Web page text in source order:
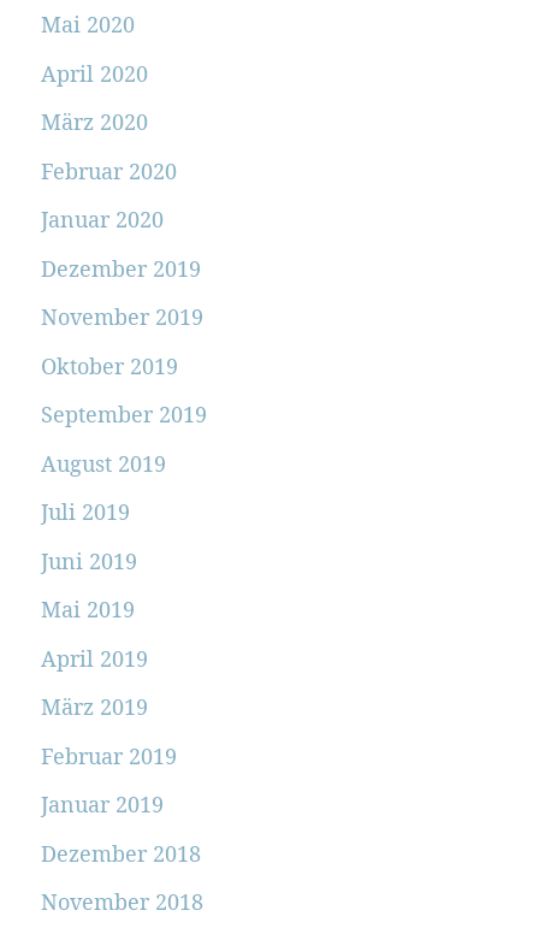
Mai 2020
April 2020
März 2020
Februar 2020
Januar 2020
Dezember 2019
November 2019
Oktober 2019
September 2019
August 2019
Juli 2019
Juni 2019
Mai 2019
April 2019
März 2019
Februar 2019
Januar 2019
Dezember 2018
November 2018